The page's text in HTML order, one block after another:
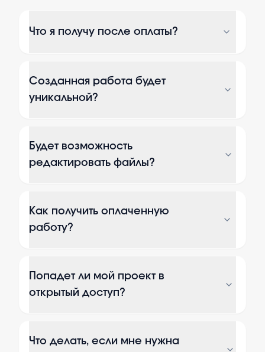
Что я получу после оплаты?
Созданная работа будет
уникальной?
Будет возможность
редактировать файлы?
Как получить оплаченную
работу?
Попадет ли мой проект в
открытый доступ?
Что делать, если мне нужна